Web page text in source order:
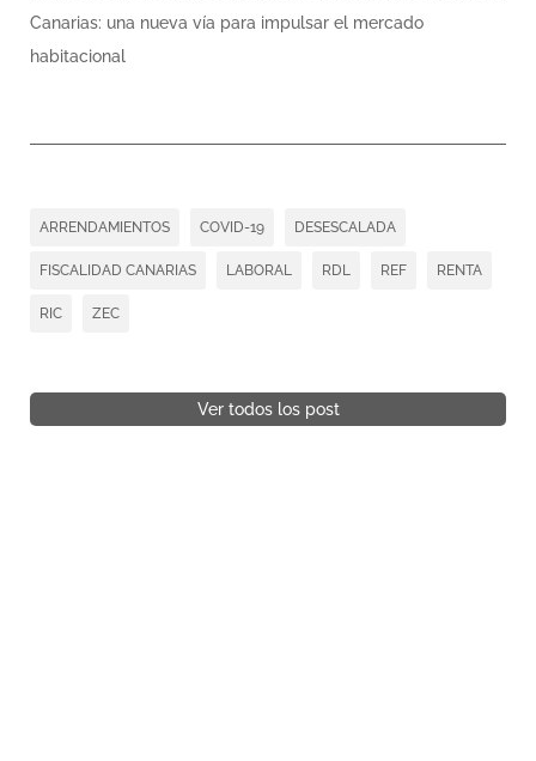
Canarias: una nueva vía para impulsar el mercado
habitacional
ARRENDAMIENTOS COVID-19 DESESCALADA
FISCALIDAD CANARIAS LABORAL RDL REF RENTA
RIC ZEC
Ver todos los post